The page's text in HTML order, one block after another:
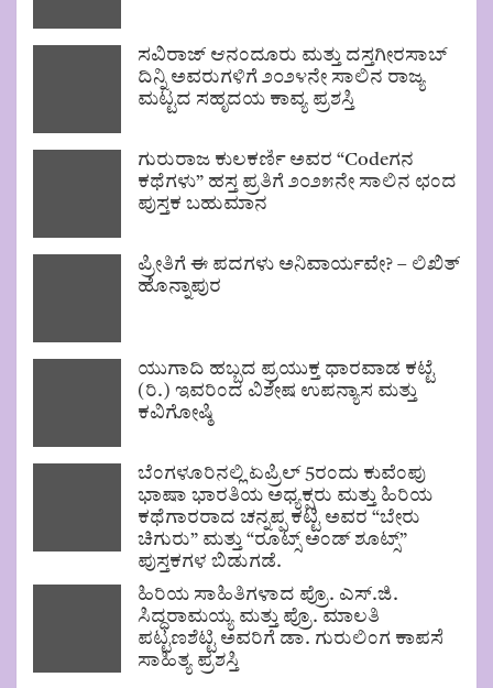
ಸವಿರಾಜ್ ಆನಂದೂರು ಮತ್ತು ದಸ್ತಗೀರಸಾಬ್
ದಿನ್ನಿ ಅವರುಗಳಿಗೆ ೨೦೨೪ನೇ ಸಾಲಿನ ರಾಜ್ಯ
ಮಟ್ಟದ ಸಹೃದಯ ಕಾವ್ಯ ಪ್ರಶಸ್ತಿ
ಗುರುರಾಜ ಕುಲಕರ್ಣಿ ಅವರ “Codeಗನ
ಕಥೆಗಳು” ಹಸ್ತ ಪ್ರತಿಗೆ ೨೦೨೫ನೇ ಸಾಲಿನ ಛಂದ
ಪುಸ್ತಕ ಬಹುಮಾನ
ಪ್ರೀತಿಗೆ ಈ ಪದಗಳು ಅನಿವಾರ್ಯವೇ? – ಲಿಖಿತ್
ಹೊನ್ನಾಪುರ
ಯುಗಾದಿ ಹಬ್ಬದ ಪ್ರಯುಕ್ತ ಧಾರವಾಡ ಕಟ್ಟೆ
(ರಿ.) ಇವರಿಂದ ವಿಶೇಷ ಉಪನ್ಯಾಸ ಮತ್ತು
ಕವಿಗೋಷ್ಠಿ
ಬೆಂಗಳೂರಿನಲ್ಲಿ ಏಪ್ರಿಲ್ 5ರಂದು ಕುವೆಂಪು
ಭಾಷಾ ಭಾರತಿಯ ಅಧ್ಯಕ್ಷರು ಮತ್ತು ಹಿರಿಯ
ಕಥೆಗಾರರಾದ ಚನ್ನಪ್ಪ ಕಟ್ಟಿ ಅವರ “ಬೇರು
ಚಿಗುರು” ಮತ್ತು “ರೂಟ್ಸ್ ಅಂಡ್ ಶೂಟ್ಸ್”
ಪುಸ್ತಕಗಳ ಬಿಡುಗಡೆ.
ಹಿರಿಯ ಸಾಹಿತಿಗಳಾದ ಪ್ರೊ. ಎಸ್.ಜಿ.
ಸಿದ್ಧರಾಮಯ್ಯ ಮತ್ತು ಪ್ರೊ. ಮಾಲತಿ
ಪಟ್ಟಣಶೆಟ್ಟಿ ಅವರಿಗೆ ಡಾ. ಗುರುಲಿಂಗ ಕಾಪಸೆ
ಸಾಹಿತ್ಯ ಪ್ರಶಸ್ತಿ